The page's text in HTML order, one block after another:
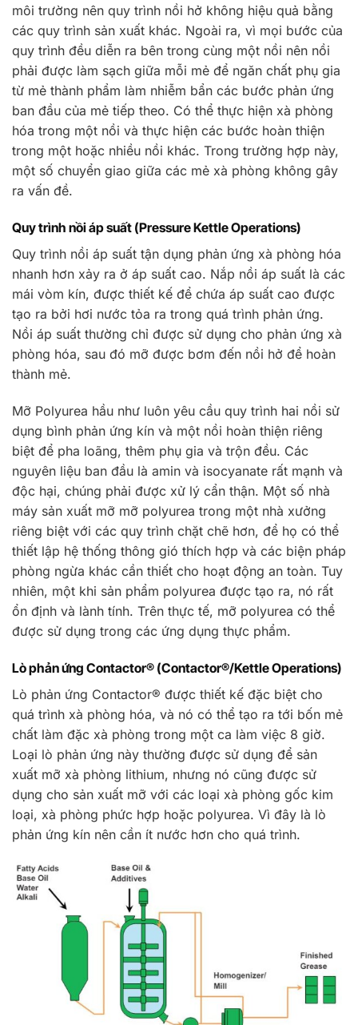
môi trường nên quy trình nồi hở không hiệu quả bằng
các quy trình sản xuất khác. Ngoài ra, vì mọi bước của
quy trình đều diễn ra bên trong cùng một nồi nên nồi
phải được làm sạch giữa mỗi mẻ để ngăn chất phụ gia
từ mẻ thành phẩm làm nhiễm bẩn các bước phản ứng
ban đầu của mẻ tiếp theo. Có thể thực hiện xà phòng
hóa trong một nồi và thực hiện các bước hoàn thiện
trong một hoặc nhiều nồi khác. Trong trường hợp này,
một số chuyển giao giữa các mẻ xà phòng không gây
ra vấn đề.
Quy trình nồi áp suất (Pressure Kettle Operations)
Quy trình nồi áp suất tận dụng phản ứng xà phòng hóa
nhanh hơn xảy ra ở áp suất cao. Nắp nồi áp suất là các
mái vòm kín, được thiết kế để chứa áp suất cao được
tạo ra bởi hơi nước tỏa ra trong quá trình phản ứng.
Nồi áp suất thường chỉ được sử dụng cho phản ứng xà
phòng hóa, sau đó mỡ được bơm đến nồi hở để hoàn
thành mẻ.
Mỡ Polyurea hầu như luôn yêu cầu quy trình hai nồi sử
dụng bình phản ứng kín và một nồi hoàn thiện riêng
biệt để pha loãng, thêm phụ gia và trộn đều. Các
nguyên liệu ban đầu là amin và isocyanate rất mạnh và
độc hại, chúng phải được xử lý cẩn thận. Một số nhà
máy sản xuất mỡ mỡ polyurea trong một nhà xưởng
riêng biệt với các quy trình chặt chẽ hơn, để họ có thể
thiết lập hệ thống thông gió thích hợp và các biện pháp
phòng ngừa khác cần thiết cho hoạt động an toàn. Tuy
nhiên, một khi sản phẩm polyurea được tạo ra, nó rất
ổn định và lành tính. Trên thực tế, mỡ polyurea có thể
được sử dụng trong các ứng dụng thực phẩm.
Lò phản ứng Contactor® (Contactor®/Kettle Operations)
Lò phản ứng Contactor® được thiết kế đặc biệt cho
quá trình xà phòng hóa, và nó có thể tạo ra tới bốn mẻ
chất làm đặc xà phòng trong một ca làm việc 8 giờ.
Loại lò phản ứng này thường được sử dụng để sản
xuất mỡ xà phòng lithium, nhưng nó cũng được sử
dụng cho sản xuất mỡ với các loại xà phòng gốc kim
loại, xà phòng phức hợp hoặc polyurea. Vì đây là lò
phản ứng kín nên cần ít nước hơn cho quá trình.